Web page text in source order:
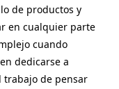
de productos y
en cualquier parte
cuando
dedicarse a
trabajo de pensar